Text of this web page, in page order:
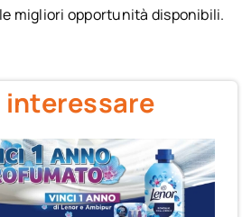
migliori opportunità disponibili.